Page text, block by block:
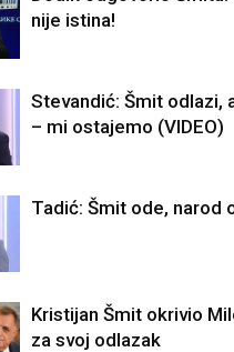
nije istina!
Stevandić: Šmit odlazi,
– mi ostajemo (VIDEO)
Tadić: Šmit ode, narod
Kristijan Šmit okrivio
za svoj odlazak